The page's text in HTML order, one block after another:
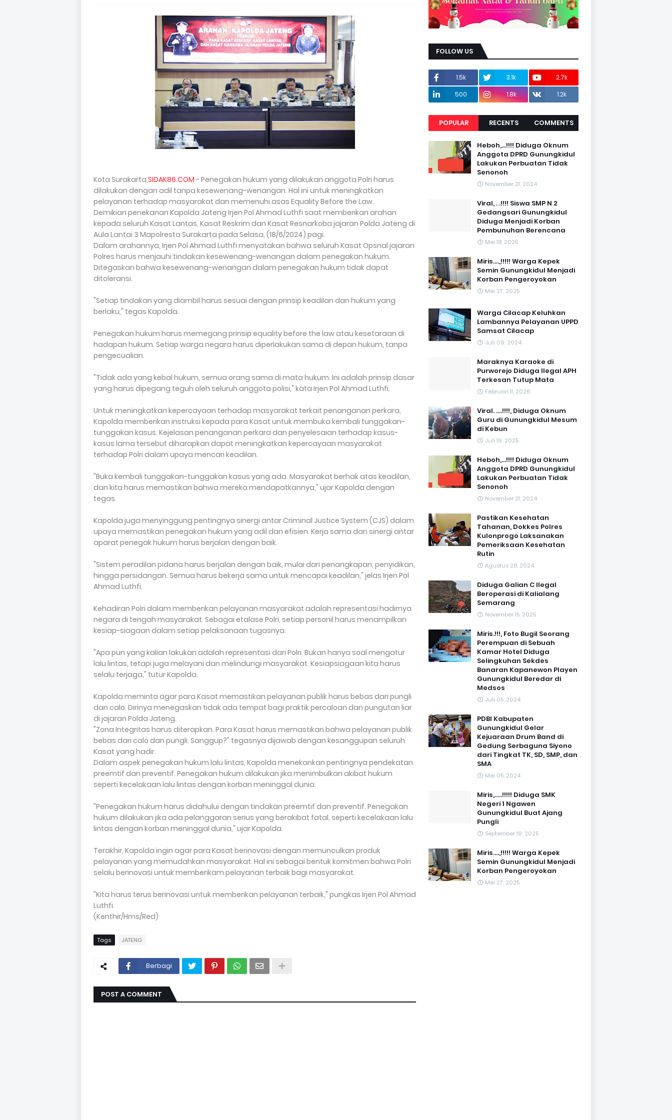
Kota Surakarta,SIDAK86.COM - Penegakan hukum yang dilakukan anggota Polri harus
dilakukan dengan adil tanpa kesewenang-wenangan. Hal ini untuk meningkatkan
pelayanan terhadap masyarakat dan memenuhi asas Equality Before the Law.
Demikian penekanan Kapolda Jateng Irjen Pol Ahmad Luthfi saat memberikan arahan
kepada seluruh Kasat Lantas, Kasat Reskrim dan Kasat Resnarkoba jajaran Polda Jateng di
Aula Lantai 3 Mapolresta Surakarta pada Selasa, (18/6/2024) pagi.
Dalam arahannya, Irjen Pol Ahmad Luthfi menyatakan bahwa seluruh Kasat Opsnal jajaran
Polres harus menjauhi tindakan kesewenang-wenangan dalam penegakan hukum.
Ditegaskan bahwa kesewenang-wenangan dalam penegakan hukum tidak dapat
ditoleransi.
"Setiap tindakan yang diambil harus sesuai dengan prinsip keadilan dan hukum yang
berlaku," tegas Kapolda.
Penegakan hukum harus memegang prinsip equality before the law atau kesetaraan di
hadapan hukum. Setiap warga negara harus diperlakukan sama di depan hukum, tanpa
pengecualian.
"Tidak ada yang kebal hukum, semua orang sama di mata hukum. Ini adalah prinsip dasar
yang harus dipegang teguh oleh seluruh anggota polisi," kata Irjen Pol Ahmad Luthfi.
Untuk meningkatkan kepercayaan terhadap masyarakat terkait penanganan perkara,
Kapolda memberikan instruksi kepada para Kasat untuk membuka kembali tunggakan-
tunggakan kasus. Kejelasan penanganan perkara dan penyelesaian terhadap kasus-
kasus lama tersebut diharapkan dapat meningkatkan kepercayaan masyarakat
terhadap Polri dalam upaya mencari keadilan.
"Buka kembali tunggakan-tunggakan kasus yang ada. Masyarakat berhak atas keadilan,
dan kita harus memastikan bahwa mereka mendapatkannya," ujar Kapolda dengan
tegas.
Kapolda juga menyinggung pentingnya sinergi antar Criminal Justice System (CJS) dalam
upaya memastikan penegakan hukum yang adil dan efisien. Kerja sama dan sinergi antar
aparat penegak hukum harus berjalan dengan baik.
"Sistem peradilan pidana harus berjalan dengan baik, mulai dari penangkapan, penyidikan,
hingga persidangan. Semua harus bekerja sama untuk mencapai keadilan," jelas Irjen Pol
Ahmad Luthfi.
Kehadiran Polri dalam memberikan pelayanan masyarakat adalah representasi hadirnya
negara di tengah masyarakat. Sebagai etalase Polri, setiap personil harus menampilkan
kesiap-siagaan dalam setiap pelaksanaan tugasnya.
"Apa pun yang kalian lakukan adalah representasi dari Polri. Bukan hanya soal mengatur
lalu lintas, tetapi juga melayani dan melindungi masyarakat. Kesiapsiagaan kita harus
selalu terjaga," tutur Kapolda.
Kapolda meminta agar para Kasat memastikan pelayanan publik harus bebas dari pungli
dan calo. Dirinya menegaskan tidak ada tempat bagi praktik percaloan dan pungutan liar
di jajaran Polda Jateng.
"Zona Integritas harus diterapkan. Para Kasat harus memastikan bahwa pelayanan publik
bebas dari calo dan pungli. Sanggup?" tegasnya dijawab dengan kesanggupan seluruh
Kasat yang hadir.
Dalam aspek penegakan hukum lalu lintas, Kapolda menekankan pentingnya pendekatan
preemtif dan preventif. Penegakan hukum dilakukan jika menimbulkan akibat hukum
seperti kecelakaan lalu lintas dengan korban meninggal dunia.
"Penegakan hukum harus didahului dengan tindakan preemtif dan preventif. Penegakan
hukum dilakukan jika ada pelanggaran serius yang berakibat fatal, seperti kecelakaan lalu
lintas dengan korban meninggal dunia," ujar Kapolda.
Terakhir, Kapolda ingin agar para Kasat berinovasi dengan memunculkan produk
pelayanan yang memudahkan masyarakat. Hal ini sebagai bentuk komitmen bahwa Polri
selalu berinovasi untuk memberikam pelayanan terbaik bagi masyarakat.
"Kita harus terus berinovasi untuk memberikan pelayanan terbaik," pungkas Irjen Pol Ahmad
Luthfi.
(Kenthir/Hms/Red)
Tags JATENG
Berbagi
POST A COMMENT
FOLLOW US
1.5k 3.1k
2.7k
500
1.8k 1.2k
POPULAR RECENTS COMMENTS
Heboh,...!!!! Diduga Oknum
Anggota DPRD Gunungkidul
Lakukan Perbuatan Tidak
Senonoh
November 21, 2024
Viral, . .!!!! Siswa SMP N 2
Gedangsari Gunungkidul
Diduga Menjadi Korban
Pembunuhan Berencana
Mei 18, 2025
Miris....,!!!!! Warga Kepek
Semin Gunungkidul Menjadi
Korban Pengeroyokan
Mei 27, 2025
Warga Cilacap Keluhkan
Lambannya Pelayanan UPPD
Samsat Cilacap
Juli 09, 2024
Maraknya Karaoke di
Purworejo Diduga Ilegal APH
Terkesan Tutup Mata
Februari 11, 2026
Viral. ....!!!!, Diduga Oknum
Guru di Gunungkidul Mesum
di Kebun
Juli 19, 2025
Heboh,...!!!! Diduga Oknum
Anggota DPRD Gunungkidul
Lakukan Perbuatan Tidak
Senonoh
November 21, 2024
Pastikan Kesehatan
Tahanan, Dokkes Polres
Kulonprogo Laksanakan
Pemeriksaan Kesehatan
Rutin
Agustus 28, 2024
Diduga Galian C Ilegal
Beroperasi di Kalialang
Semarang
November 15, 2025
Miris.!!!, Foto Bugil Seorang
Perempuan di Sebuah
Kamar Hotel Diduga
Selingkuhan Sekdes
Banaran Kapanewon Playen
Gunungkidul Beredar di
Medsos
Juli 05, 2024
PDBI Kabupaten
Gunungkidul Gelar
Kejuaraan Drum Band di
Gedung Serbaguna Siyono
dari Tingkat TK, SD, SMP, dan
SMA
Mei 05, 2024
Miris,.....!!!!! Diduga SMK
Negeri 1 Ngawen
Gunungkidul Buat Ajang
Pungli
September 19, 2025
Miris....,!!!!! Warga Kepek
Semin Gunungkidul Menjadi
Korban Pengeroyokan
Mei 27, 2025